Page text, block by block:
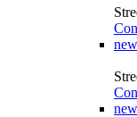
new
new